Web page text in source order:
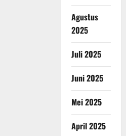
Agustus
2025
Juli 2025
Juni 2025
Mei 2025
April 2025